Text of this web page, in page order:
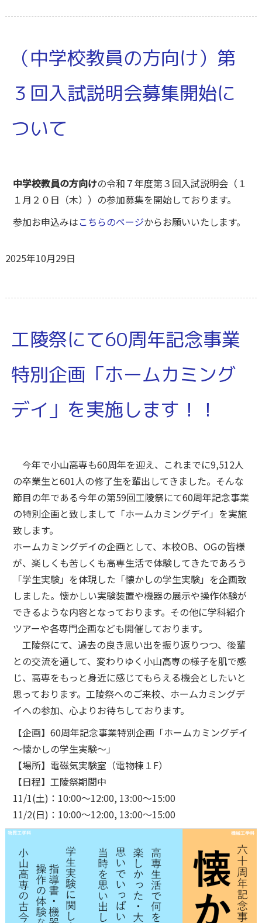
（中学校教員の方向け）第
３回入試説明会募集開始に
ついて
中学校教員の方向けの令和７年度第３回入試説明会（１
１月２０日（木））の参加募集を開始しております。
参加お申込みはこちらのページからお願いいたします。
2025年10月29日
工陵祭にて60周年記念事業
特別企画「ホームカミング
デイ」を実施します！！
今年で小山高専も60周年を迎え、これまでに9,512人
の卒業生と601人の修了生を輩出してきました。そんな
節目の年である今年の第59回工陵祭にて60周年記念事業
の特別企画と致しまして「ホームカミングデイ」を実施
致します。
ホームカミングデイの企画として、本校OB、OGの皆様
が、楽しくも苦しくも高専生活で体験してきたであろう
「学生実験」を体現した「懐かしの学生実験」を企画致
しました。懐かしい実験装置や機器の展示や操作体験が
できるような内容となっております。その他に学科紹介
ツアーや各専門企画なども開催しております。
工陵祭にて、過去の良き思い出を振り返りつつ、後輩
との交流を通して、変わりゆく小山高専の様子を肌で感
じ、高専をもっと身近に感じてもらえる機会としたいと
思っております。工陵祭へのご来校、ホームカミングデ
イへの参加、心よりお待ちしております。
【企画】60周年記念事業特別企画「ホームカミングデイ
～懐かしの学生実験～」
【場所】電磁気実験室（電物棟１F）
【日程】工陵祭期間中
11/1(土)：10:00～12:00, 13:00～15:00
11/2(日)：10:00～12:00, 13:00～15:00